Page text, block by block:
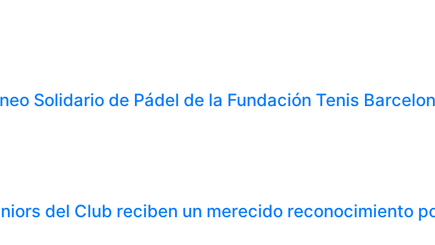
Solidario de Pádel de la Fundación Tenis
del Club reciben un merecido reconocimiento